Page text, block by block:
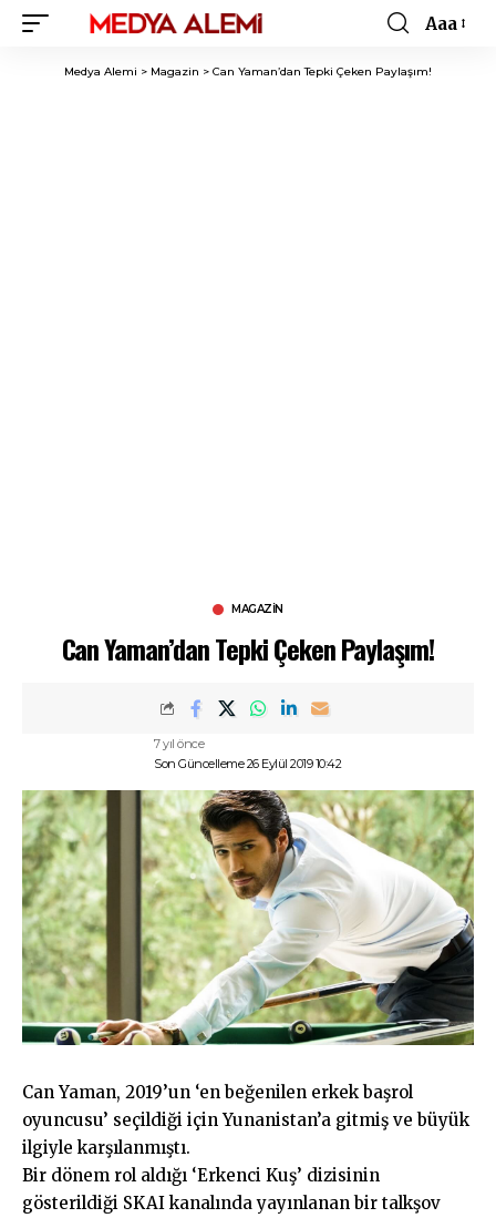
Font
Resizer
Aaa
Medya Alemi > Magazin > Can Yaman’dan Tepki Çeken Paylaşım!
MAGAZIN
Can Yaman’dan Tepki Çeken Paylaşım!
Son Güncelleme 26 Eylül 2019 10:42
7 yıl önce
Can Yaman, 2019’un ‘en beğenilen erkek başrol
oyuncusu’ seçildiği için Yunanistan’a gitmiş ve büyük
ilgiyle karşılanmıştı.
Bir dönem rol aldığı ‘Erkenci Kuş’ dizisinin
gösterildiği SKAI kanalında yayınlanan bir talkşov